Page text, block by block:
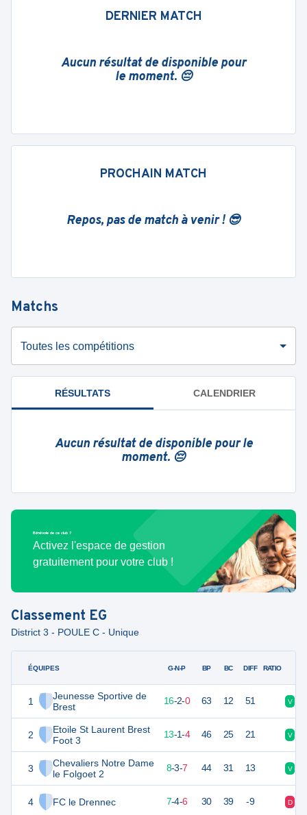
DERNIER MATCH
Aucun résultat de disponible pour
le moment. 😔
PROCHAIN MATCH
Repos, pas de match à venir ! 😎
Matchs
Toutes les compétitions
RÉSULTATS CALENDRIER
Aucun résultat de disponible pour le
moment. 😔
Bénévole de ce club ?
Activez l'espace de gestion
gratuitement pour votre club !
Classement EG
District 3 - POULE C - Unique
ÉQUIPES
1
Jeunesse Sportive de
Brest
2
Etoile St Laurent Brest
Foot 3
3
Chevaliers Notre Dame
le Folgoet 2
4 FC le Drennec
G-N-P BP BC DIFF RATIO
50 18 16-2-0 63 12 51 V
40 18 13-1-4 46 25 21 V
27 18 8-3-7 44 31 13 V
7-4-6 30 39 -9 D